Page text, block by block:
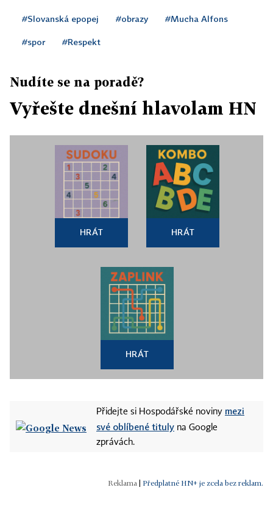
#Slovanská epopej #obrazy #Mucha Alfons
#spor #Respekt
Nudíte se na poradě?
Vyřešte dnešní hlavolam HN
HRÁT HRÁT
HRÁT
Přidejte si Hospodářské noviny mezi
své oblíbené tituly na Google
zprávách.
Předplatné HN+ je zcela bez reklam.